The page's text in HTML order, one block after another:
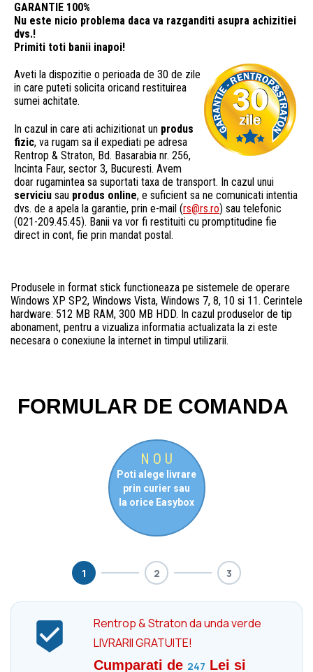
GARANTIE 100%
Nu este nicio problema daca va razganditi asupra achizitiei
dvs.!
Primiti toti banii inapoi!
Aveti la dispozitie o perioada de 30 de zile
in care puteti solicita oricand restituirea
sumei achitate.
In cazul in care ati achizitionat un produs
fizic, va rugam sa il expediati pe adresa
Rentrop & Straton, Bd. Basarabia nr. 256,
Incinta Faur, sector 3, Bucuresti. Avem
doar rugamintea sa suportati taxa de transport. In cazul unui
serviciu sau produs online, e suficient sa ne comunicati intentia
dvs. de a apela la garantie, prin e-mail (rs@rs.ro) sau telefonic
(021-209.45.45). Banii va vor fi restituiti cu promptitudine fie
direct in cont, fie prin mandat postal.
Produsele in format stick functioneaza pe sistemele de operare
Windows XP SP2, Windows Vista, Windows 7, 8, 10 si 11. Cerintele
hardware: 512 MB RAM, 300 MB HDD. In cazul produselor de tip
abonament, pentru a vizualiza informatia actualizata la zi este
necesara o conexiune la internet in timpul utilizarii.
FORMULAR DE COMANDA
N O U
Poti alege livrare
prin curier sau
la orice Easybox
1 2 3

Rentrop & Straton da unda verde
LIVRARII GRATUITE!
Cumparati de 247 Lei si